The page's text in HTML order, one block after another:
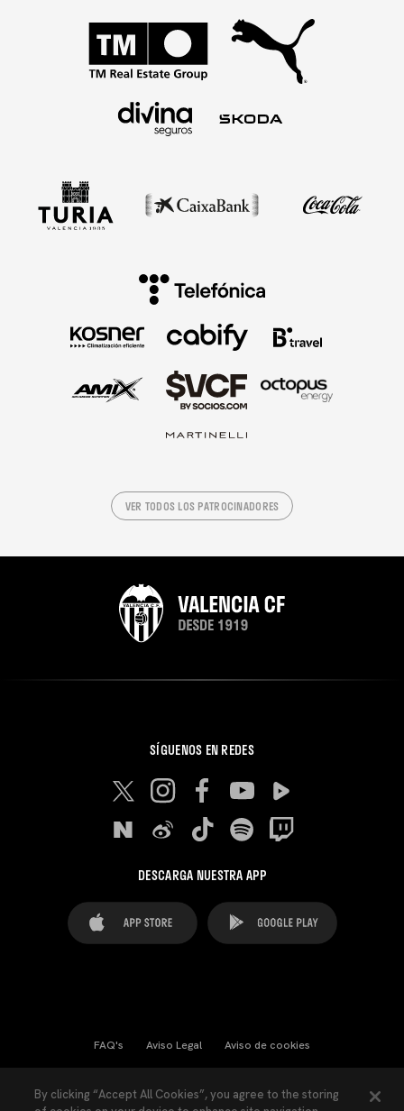
VER TODOS LOS PATROCINADORES
SÍGUENOS EN REDES
DESCARGA NUESTRA APP
FAQ's Aviso Legal Aviso de cookies
By clicking “Accept All Cookies”, you agree to the storing